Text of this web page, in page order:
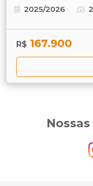
2025/2026
R$ 167.900